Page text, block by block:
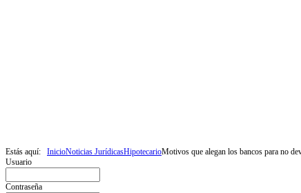
Estás aquí: InicioNoticias JurídicasHipotecarioMotivos que alegan los bancos para no
Usuario
Contraseña